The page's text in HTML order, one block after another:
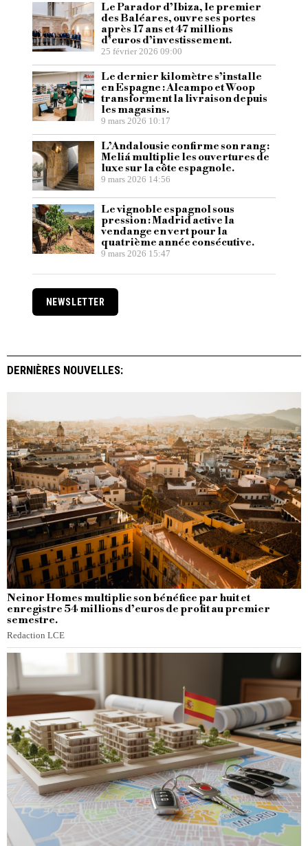
Le Parador d’Ibiza, le premier
des Baléares, ouvre ses portes
après 17 ans et 47 millions
d’euros d’investissement.
25 février 2026 09:00
Le dernier kilomètre s’installe
en Espagne : Alcampo et Woop
transforment la livraison depuis
les magasins.
9 mars 2026 10:17
L’Andalousie confirme son rang :
Meliá multiplie les ouvertures de
luxe sur la côte espagnole.
9 mars 2026 14:56
Le vignoble espagnol sous
pression : Madrid active la
vendange en vert pour la
quatrième année consécutive.
9 mars 2026 15:47
NEWSLETTER
DERNIÈRES NOUVELLES:
Neinor Homes multiplie son bénéfice par huit et
enregistre 54 millions d’euros de profit au premier
semestre.
Redaction LCE